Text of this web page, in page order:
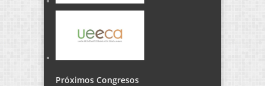
Próximos Congresos